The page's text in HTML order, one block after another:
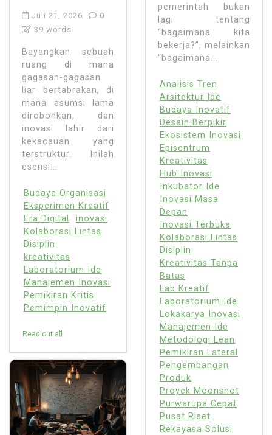
Juli 21, 2026
0
39 words
Bayangkan sebuah
ruang di mana
gagasan-gagasan
liar bertabrakan, di
mana asumsi lama
dirobohkan, dan
inovasi lahir dari
kekacauan yang
terstruktur. Inilah
esensi...
Budaya Organisasi
Eksperimen Kreatif
Era Digital
inovasi
Kolaborasi Lintas
Disiplin
kreativitas
Laboratorium Ide
Manajemen Inovasi
Pemikiran Kritis
Pemimpin Inovatif
Read out all
pemerintah bukan
lagi tentang
“bagaimana kita
bekerja?”, melainkan
“bagaimana...
Analisis Tren
Arsitektur Ide
Budaya Inovatif
Desain Berpikir
Ekosistem Inovasi
Episentrum
Kreativitas
Hub Inovasi
Inkubator Ide
Inovasi Masa
Depan
Inovasi Terbuka
Kolaborasi Lintas
Disiplin
Kreativitas Tanpa
Batas
Lab Kreatif
Laboratorium Ide
Lokakarya Inovasi
Manajemen Ide
Metodologi Lean
Pemikiran Lateral
Pengembangan
Produk
Proyek Moonshot
Purwarupa Cepat
Pusat Riset
Rekayasa Solusi